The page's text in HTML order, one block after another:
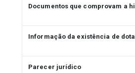
Documentos que comprovam a
Informação da existência de
Parecer jurídico